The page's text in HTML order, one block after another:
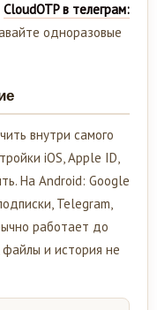
CloudOTP в телеграм:
одноразовые
внутри самого
iOS, Apple ID,
На Android: Google
Telegram,
работает до
файлы и история не